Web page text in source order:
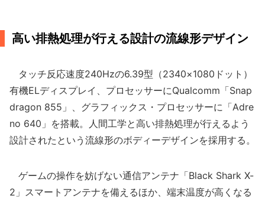
高い排熱処理が行える設計の流線形デザイン
タッチ反応速度240Hzの6.39型（2340×1080ドット）
有機ELディスプレイ、プロセッサーにQualcomm「Snap
dragon 855」、グラフィックス・プロセッサーに「Adre
no 640」を搭載。人間工学と高い排熱処理が行えるよう
設計されたという流線形のボディーデザインを採用する。
ゲームの操作を妨げない通信アンテナ「Black Shark X-
2」スマートアンテナを備えるほか、端末温度が高くなる